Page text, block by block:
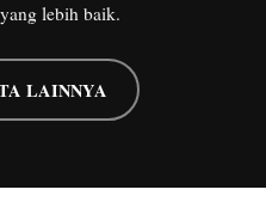
lebih baik.
LAINNYA